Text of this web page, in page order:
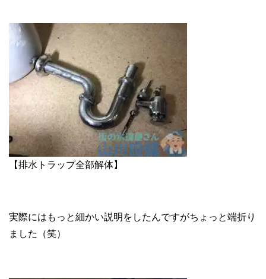
【排水トラップ全部解体】
実際にはもっと細かい説明をしたんですがちょっと端折り
ました（笑）